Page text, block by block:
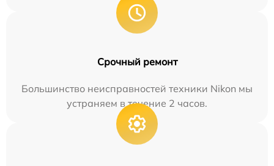
Срочный ремонт
Большинство неисправностей техники Nikon мы
устраняем в течение 2 часов.